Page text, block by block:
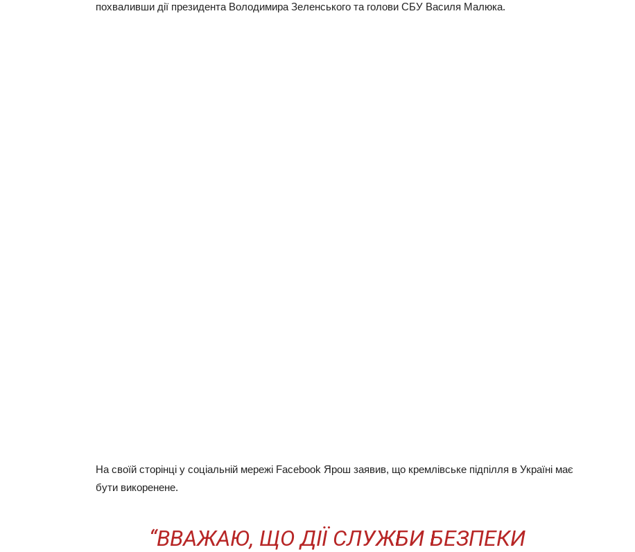
похваливши дії президента Володимира Зеленського та голови СБУ Василя Малюка.
На своїй сторінці у соціальній мережі Facebook Ярош заявив, що кремлівське підпілля в Україні має
бути викоренене.
“ВВАЖАЮ, ЩО ДІЇ СЛУЖБИ БЕЗПЕКИ